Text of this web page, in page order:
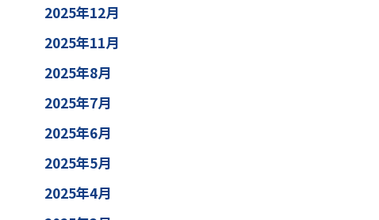
2025年12月
2025年11月
2025年8月
2025年7月
2025年6月
2025年5月
2025年4月